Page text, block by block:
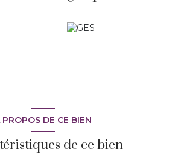
et l'appartement est climatisé!
PROPOS DE CE BIEN
de ce bien